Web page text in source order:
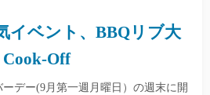
イベント、BBQリブ大
Cook-Off
デー(9月第一週月曜日）の週末に開